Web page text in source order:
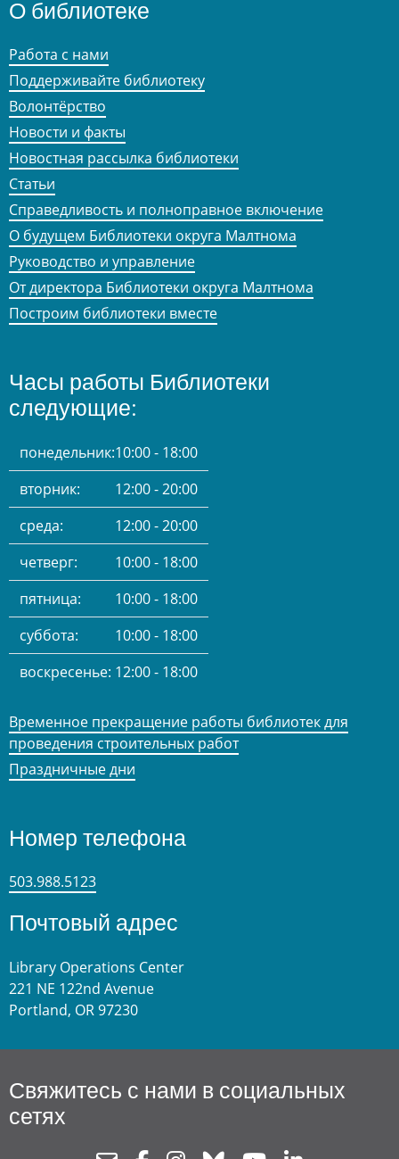
О библиотеке
Работа с нами
Поддерживайте библиотеку
Волонтёрство
Новости и факты
Новостная рассылка библиотеки
Статьи
Справедливость и полноправное включение
О будущем Библиотеки округа Малтнома
Руководство и управление
От директора Библиотеки округа Малтнома
Построим библиотеки вместе
Часы работы Библиотеки
следующие:
понедельник:10:00 - 18:00
вторник:
12:00 - 20:00
среда:
12:00 - 20:00
четверг:
10:00 - 18:00
пятница:
10:00 - 18:00
суббота:
10:00 - 18:00
воскресенье: 12:00 - 18:00
Временное прекращение работы библиотек для
проведения строительных работ
Праздничные дни
Номер телефона
503.988.5123
Почтовый адрес
Library Operations Center
221 NE 122nd Avenue
Portland, OR 97230
Свяжитесь с нами в социальных
сетях